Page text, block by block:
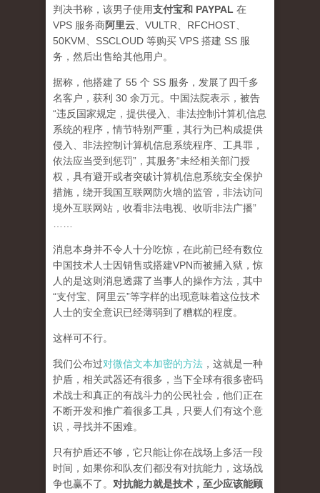
判决书称，该男子使用支付宝和 PAYPAL 在
VPS 服务商阿里云 、VULTR、RFCHOST、
50KVM、SSCLOUD 等购买 VPS 搭建 SS 服
务，然后出售给其他用户。
据称，他搭建了 55 个 SS 服务，发展了四千多
名客户，获利 30 余万元。中国法院表示，被告
“违反国家规定，提供侵入、非法控制计算机信息
系统的程序，情节特别严重，其行为已构成提供
侵入、非法控制计算机信息系统程序、工具罪，
依法应当受到惩罚”，其服务“未经相关部门授
权，具有避开或者突破计算机信息系统安全保护
措施，绕开我国互联网防火墙的监管，非法访问
境外互联网站，收看非法电视、收听非法广播”
消息本身并不令人十分吃惊，在此前已经有数位
中国技术人士因销售或搭建VPN而被捕入狱，惊
人的是这则消息透露了当事人的操作方法，其中
“支付宝、阿里云”等字样的出现意味着这位技术
人士的安全意识已经薄弱到了糟糕的程度。
这样可不行。
我们公布过对微信文本加密的方法 ，这就是一种
护盾，相关武器还有很多，当下全球有很多密码
术战士和真正的有战斗力的公民社会，他们正在
不断开发和推广着很多工具，只要人们有这个意
识，寻找并不困难。
只有护盾还不够，它只能让你在战场上多活一段
时间，如果你和队友们都没有对抗能力，这场战
争也赢不了。 对抗能力就是技术，至少应该能顾